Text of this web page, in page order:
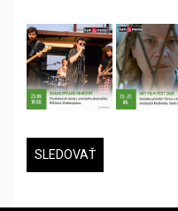
SLEDOVAŤ